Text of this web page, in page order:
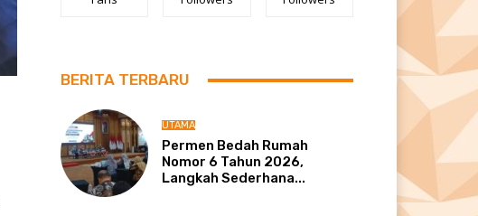
BERITA TERBARU
UTAMA
Permen Bedah Rumah
Nomor 6 Tahun 2026,
Langkah Sederhana...